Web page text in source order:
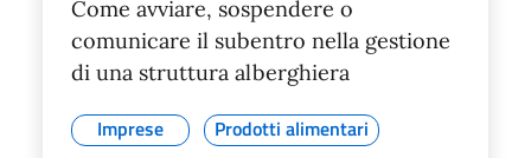
Come avviare, sospendere o
comunicare il subentro nella gestione
di una struttura alberghiera
Imprese
Prodotti alimentari